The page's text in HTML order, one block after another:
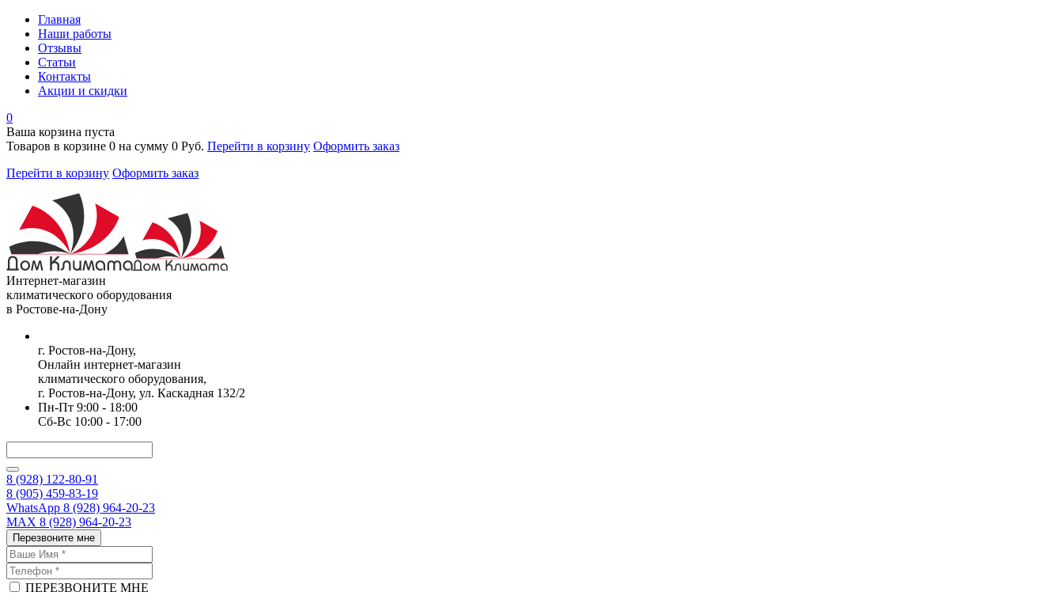
Главная
Наши работы
Отзывы
Статьи
Контакты
Акции и скидки
0
Ваша корзина пуста
Товаров в корзине 0 на сумму 0 Руб. Перейти в корзину Оформить заказ
Перейти в корзину Оформить заказ
Интернет-магазин
климатического оборудования
в Ростове-на-Дону
г. Ростов-на-Дону,
Онлайн интернет-магазин
климатического оборудования,
г. Ростов-на-Дону, ул. Каскадная 132/2
Пн-Пт 9:00 - 18:00
Сб-Вс 10:00 - 17:00
8 (928) 122-80-91
8 (905) 459-83-19
WhatsApp 8 (928) 964-20-23
MAX 8 (928) 964-20-23
Перезвоните мне
ПЕРЕЗВОНИТЕ МНЕ